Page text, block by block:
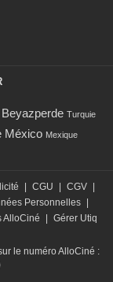
Beyazperde Turquie
México Mexique
CGU CGV
Personnelles
AlloCiné
Gérer Utiq
le numéro AlloCiné :